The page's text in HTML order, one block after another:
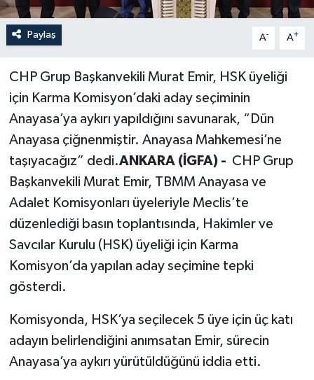
Paylaş A- A+
CHP Grup Başkanvekili Murat Emir, HSK üyeliği
için Karma Komisyon’daki aday seçiminin
Anayasa’ya aykırı yapıldığını savunarak, “Dün
Anayasa çiğnenmiştir. Anayasa Mahkemesi’ne
taşıyacağız” dedi.ANKARA (İGFA) - CHP Grup
Başkanvekili Murat Emir, TBMM Anayasa ve
Adalet Komisyonları üyeleriyle Meclis’te
düzenlediği basın toplantısında, Hakimler ve
Savcılar Kurulu (HSK) üyeliği için Karma
Komisyon’da yapılan aday seçimine tepki
gösterdi.
Komisyonda, HSK’ya seçilecek 5 üye için üç katı
adayın belirlendiğini anımsatan Emir, sürecin
Anayasa’ya aykırı yürütüldüğünü iddia etti.